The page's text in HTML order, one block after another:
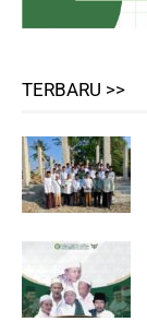
TERBARU >>